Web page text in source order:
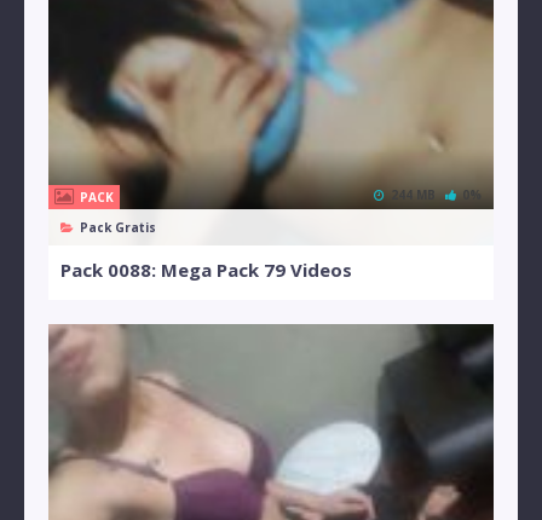
PACK
Pack Gratis
244 MB 0%
Pack 0088: Mega Pack 79 Videos